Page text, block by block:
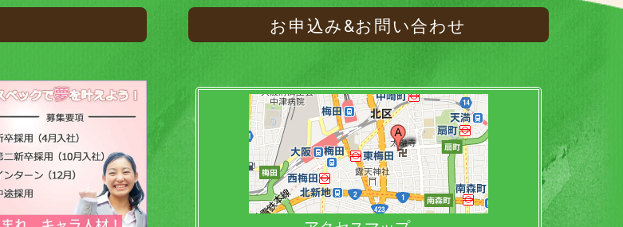
お申込み&お問い合わせ